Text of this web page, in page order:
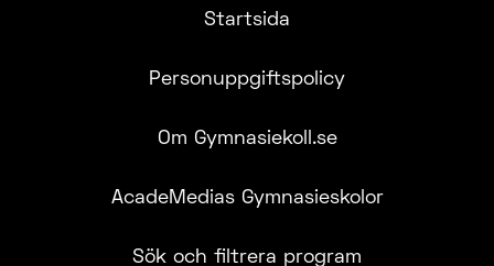
Startsida
Personuppgiftspolicy
Om Gymnasiekoll.se
AcadeMedias Gymnasieskolor
Sök och filtrera program